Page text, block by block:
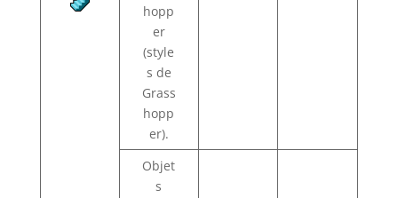
hopp
er
(style
s de
Grass
hopp
er).
Objet
s